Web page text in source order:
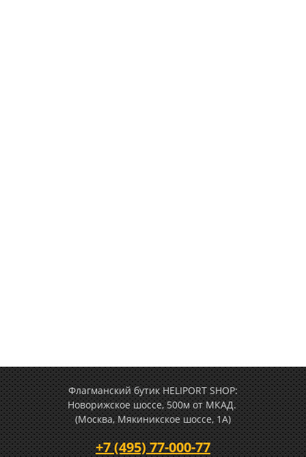
Флагманский бутик HELIPORT SHOP:
Новорижское шоссе, 500м от МКАД.
(Москва, Мякиникское шоссе, 1А)
+7 (495) 77-000-77